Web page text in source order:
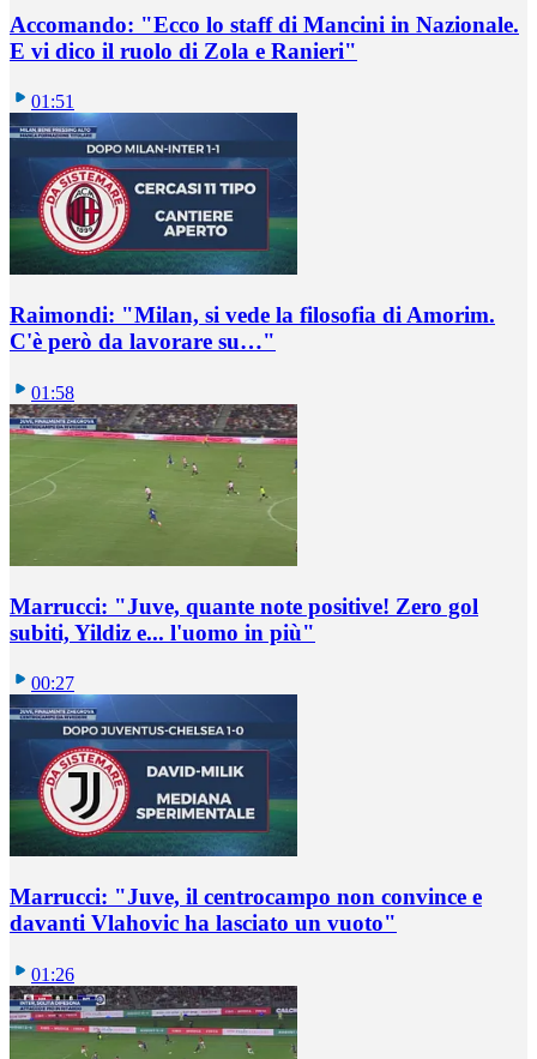
Accomando: "Ecco lo staff di Mancini in Nazionale.
E vi dico il ruolo di Zola e Ranieri"
01:51
Raimondi: "Milan, si vede la filosofia di Amorim.
C'è però da lavorare su…"
01:58
Marrucci: "Juve, quante note positive! Zero gol
subiti, Yildiz e... l'uomo in più"
00:27
Marrucci: "Juve, il centrocampo non convince e
davanti Vlahovic ha lasciato un vuoto"
01:26